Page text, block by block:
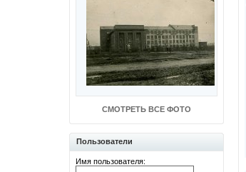
СМОТРЕТЬ ВСЕ ФОТО
Пользователи
Имя пользователя: